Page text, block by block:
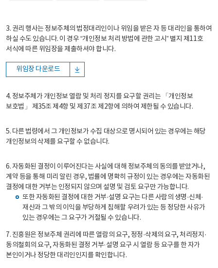
3. 권리 행사는 정보주체의 법정대리인이나 위임을 받은 자 등 대리인을 통하여
하실 수도 있습니다. 이 경우 “개인정보 처리 방법에 관한 고시” 별지 제11호
서식에 따른 위임장을 제출하셔야 합니다.
위임장 다운로드
4. 정보주체가 개인정보 열람 및 처리 정지를 요구할 권리는 「개인정보
보호법」 제35조 제4항 및 제37조 제2항에 의하여 제한될 수 있습니다.
5. 다른 법령에서 그 개인정보가 수집 대상으로 명시되어 있는 경우에는 해당
개인정보의 삭제를 요구할 수 없습니다.
6. 자동화된 결정이 이루어진다는 사실에 대해 정보주체의 동의를 받았거나,
계약 등을 통해 미리 알린 경우, 법률에 명확히 규정이 있는 경우에는 자동화된
결정에 대한 거부는 인정되지 않으며 설명 및 검토 요구만 가능합니다.
또한 자동화된 결정에 대한 거부·설명 요구는 다른 사람의 생명·신체·
재산과 그 밖의 이익을 부당하게 침해할 우려가 있는 등 정당한 사유가
있는 경우에는 그 요구가 거절될 수 있습니다.
7. 진흥원은 정보주체 권리에 따른 열람의 요구, 정정·삭제의 요구, 처리정지·
동의철회의 요구, 자동화된 결정 거부·설명 요구 시 열람 등 요구를 한 자가
본인이거나 정당한 대리인인지를 확인합니다.